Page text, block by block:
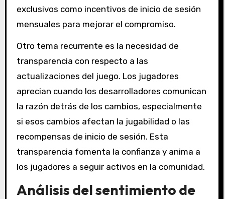
exclusivos como incentivos de inicio de sesión
mensuales para mejorar el compromiso.
Otro tema recurrente es la necesidad de
transparencia con respecto a las
actualizaciones del juego. Los jugadores
aprecian cuando los desarrolladores comunican
la razón detrás de los cambios, especialmente
si esos cambios afectan la jugabilidad o las
recompensas de inicio de sesión. Esta
transparencia fomenta la confianza y anima a
los jugadores a seguir activos en la comunidad.
Análisis del sentimiento de